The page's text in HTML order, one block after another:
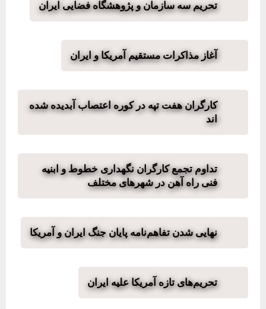
تحریم سه سازمان و پژوهشگاه فضایی ایران
آغاز مذاکرات مستقیم آمریکا و ایران
کارگران هفت تپه در کوره اعتصاب آبدیده شده
اند
تداوم تجمع کارگران نگهداری خطوط و ابنیه
فنی راه آهن در شهرهای مختلف
نهایی شدن تفاهم‌نامه پایان جنگ ایران و آمریکا
تحریم‌های تازه آمریکا علیه ایران